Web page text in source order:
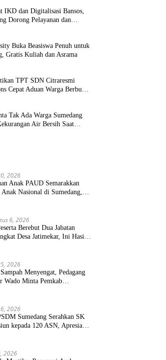
IKD dan Digitalisasi Bansos,
Dorong Pelayanan dan
Buka Beasiswa Penuh untuk
Gratis Kuliah dan Asrama
TPT SDN Citraresmi
Cepat Aduan Warga Berbuah
Tak Ada Warga Sumedang
Air Bersih Saat
2026
Anak PAUD Semarakkan
Nasional di Sumedang,
6, 2026
Berebut Dua Jabatan
Desa Jatimekar, Ini Hasil
2026
Menyengat, Pedagang
Wado Minta Pemkab
2026
Sumedang Serahkan SK
kepada 120 ASN, Apresiasi
2026